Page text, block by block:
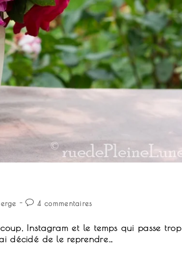
Commentaires
la
publication :
4 commentaires
Instagram et le temps qui passe trop
décidé de le reprendre…